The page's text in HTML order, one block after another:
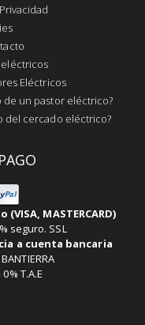
Eléctricos
un pastor eléctrico?
del cercado eléctrico?
MASTERCARD)
seguro. SSL
a cuenta bancaria
T.A.E